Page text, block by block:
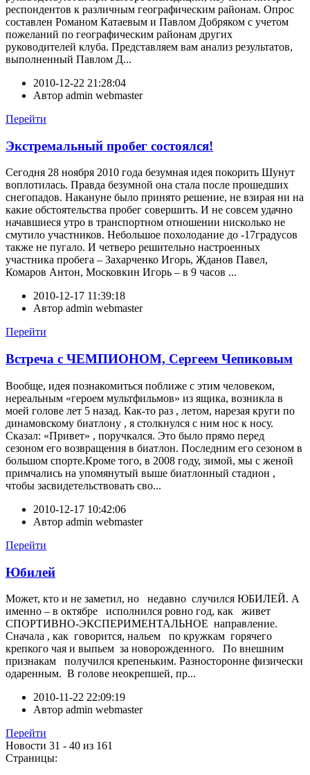
респондентов к различным географическим районам. Опрос
составлен Романом Катаевым и Павлом Добряком с учетом
пожеланий по географическим районам других
руководителей клуба. Представляем вам анализ результатов,
выполненный Павлом Д...
2010-12-22 21:28:04
Автор admin webmaster
Перейти
Экстремальный пробег состоялся!
Сегодня 28 ноября 2010 года безумная идея покорить Шунут
воплотилась. Правда безумной она стала после прошедших
снегопадов. Накануне было принято решение, не взирая ни на
какие обстоятельства пробег совершить. И не совсем удачно
начавшиеся утро в транспортном отношении нисколько не
смутило участников. Небольшое похолодание до -17градусов
также не пугало. И четверо решительно настроенных
участника пробега – Захарченко Игорь, Жданов Павел,
Комаров Антон, Московкин Игорь – в 9 часов ...
2010-12-17 11:39:18
Автор admin webmaster
Перейти
Встреча с ЧЕМПИОНОМ, Сергеем Чепиковым
Вообще, идея познакомиться поближе с этим человеком,
нереальным «героем мультфильмов» из ящика, возникла в
моей голове лет 5 назад. Как-то раз , летом, нарезая круги по
динамовскому биатлону , я столкнулся с ним нос к носу.
Сказал: «Привет» , поручкался. Это было прямо перед
сезоном его возвращения в биатлон. Последним его сезоном в
большом спорте.Кроме того, в 2008 году, зимой, мы с женой
примчались на упомянутый выше биатлонный стадион ,
чтобы засвидетельствовать сво...
2010-12-17 10:42:06
Автор admin webmaster
Перейти
Юбилей
Может, кто и не заметил, но недавно случился ЮБИЛЕЙ. А
именно – в октябре исполнился ровно год, как живет
СПОРТИВНО-ЭКСПЕРИМЕНТАЛЬНОЕ направление.
Сначала , как говорится, нальем по кружкам горячего
крепкого чая и выпьем за новорожденного. По внешним
признакам получился крепеньким. Разносторонне физически
одаренным. В голове неокрепшей, пр...
2010-11-22 22:09:19
Автор admin webmaster
Перейти
Новости 31 - 40 из 161
Страницы: